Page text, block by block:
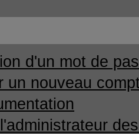
d'un mot de
un nouveau